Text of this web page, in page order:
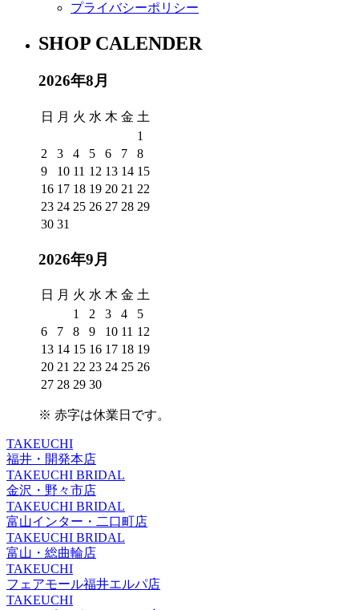
プライバシーポリシー
SHOP CALENDER
2026年8月
日 月 火 水 木 金 土
1
2
3 4 5 6 7
8
9
10 11 12 13 14 15
16 17 18 19 20 21 22
23 24 25 26 27 28 29
30 31
2026年9月
日 月 火 水 木 金 土
1
2 3 4
5
6
7 8 9 10 11 12
13 14 15 16 17 18 19
20 21 22 23 24 25 26
27 28 29 30
※ 赤字は休業日 です。
TAKEUCHI
福井・開発本店
TAKEUCHI BRIDAL
金沢・野々市店
TAKEUCHI BRIDAL
富山インター・二口町店
TAKEUCHI BRIDAL
富山・総曲輪店
TAKEUCHI
フェアモール福井エルパ店
TAKEUCHI